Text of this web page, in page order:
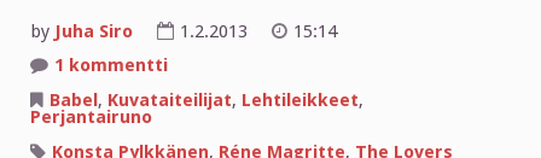
by Juha Siro 1.2.2013
15:14
1 kommenttiartikkeliin
kysyy
mitä
on?
Babel , Kuvataiteilijat, Lehtileikkeet,
Perjantairuno
Konsta Pylkkänen, Réne Magritte, The Lovers